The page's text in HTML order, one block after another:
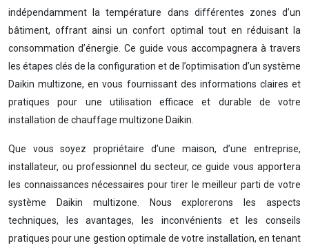
indépendamment la température dans différentes zones d’un
bâtiment, offrant ainsi un confort optimal tout en réduisant la
consommation d’énergie. Ce guide vous accompagnera à travers
les étapes clés de la configuration et de l’optimisation d’un système
Daikin multizone, en vous fournissant des informations claires et
pratiques pour une utilisation efficace et durable de votre
installation de chauffage multizone Daikin.
Que vous soyez propriétaire d’une maison, d’une entreprise,
installateur, ou professionnel du secteur, ce guide vous apportera
les connaissances nécessaires pour tirer le meilleur parti de votre
système Daikin multizone. Nous explorerons les aspects
techniques, les avantages, les inconvénients et les conseils
pratiques pour une gestion optimale de votre installation, en tenant